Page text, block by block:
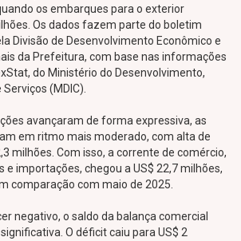
os embarques para o exterior
Os dados fazem parte do boletim
Divisão de Desenvolvimento Econômico e
da Prefeitura, com base nas informações
do Ministério do Desenvolvimento,
(MDIC).
avançaram de forma expressiva, as
em ritmo mais moderado, com alta de
milhões. Com isso, a corrente de comércio,
e importações, chegou a US$ 22,7 milhões,
comparação com maio de 2025.
negativo, o saldo da balança comercial
O déficit caiu para US$ 2